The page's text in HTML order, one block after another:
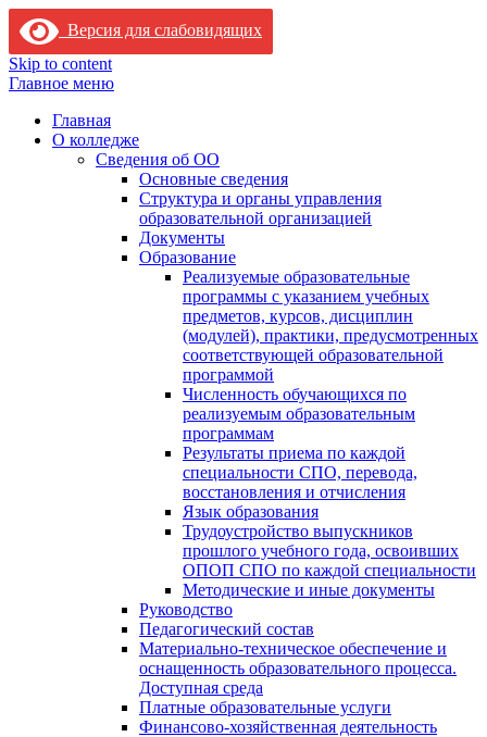
Версия для слабовидящих
Skip to content
Главное меню
Главная
О колледже
Сведения об ОО
Основные сведения
Структура и органы управления
образовательной организацией
Документы
Образование
Реализуемые образовательные
программы с указанием учебных
предметов, курсов, дисциплин
(модулей), практики, предусмотренных
соответствующей образовательной
программой
Численность обучающихся по
реализуемым образовательным
программам
Результаты приема по каждой
специальности СПО, перевода,
восстановления и отчисления
Язык образования
Трудоустройство выпускников
прошлого учебного года, освоивших
ОПОП СПО по каждой специальности
Методические и иные документы
Руководство
Педагогический состав
Материально-техническое обеспечение и
оснащенность образовательного процесса.
Доступная среда
Платные образовательные услуги
Финансово-хозяйственная деятельность